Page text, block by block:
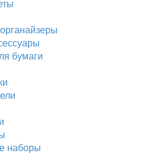
бумаги
наборы